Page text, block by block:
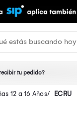
tu pedido?
12 a 16 Años ECRU